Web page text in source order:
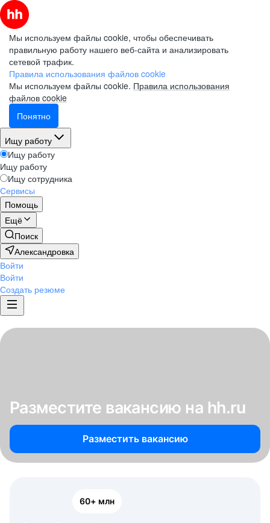
Мы используем файлы cookie, чтобы обеспечивать
правильную работу нашего веб-сайта и анализировать
сетевой трафик.
Правила использования файлов cookie
Мы используем файлы cookie. Правила использования
файлов cookie
Понятно
Ищу работу
Ищу работу
Ищу работу
Ищу сотрудника
Сервисы
Помощь
Ещё
Поиск
Александровка
Войти
Войти
Создать резюме
Разместите вакансию на hh.ru
Разместить вакансию
60+ млн